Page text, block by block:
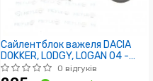
Сайлентблок важеля DACIA
DOKKER, LODGY, LOGAN 04 -
перед. міст низ (Пр-во MEYLE)
0 відгуків